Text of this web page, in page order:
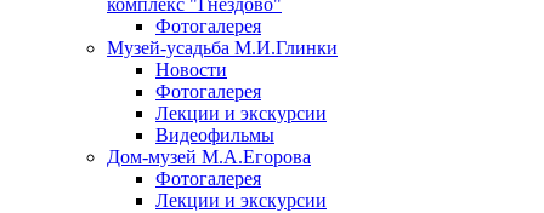
комплекс "Гнёздово"
Фотогалерея
Музей-усадьба М.И.Глинки
Новости
Фотогалерея
Лекции и экскурсии
Видеофильмы
Дом-музей М.А.Егорова
Фотогалерея
Лекции и экскурсии